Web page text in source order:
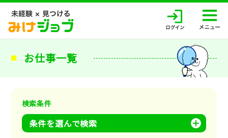
お仕事一覧
検索条件
条件を選んで検索